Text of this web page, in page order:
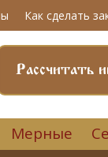
Как сделать
Рассчитать
Мерные